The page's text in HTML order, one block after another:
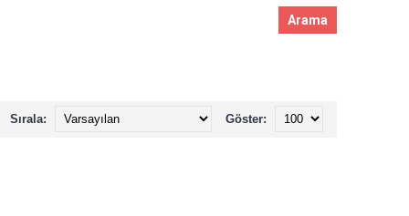
Göster:
Sırala: